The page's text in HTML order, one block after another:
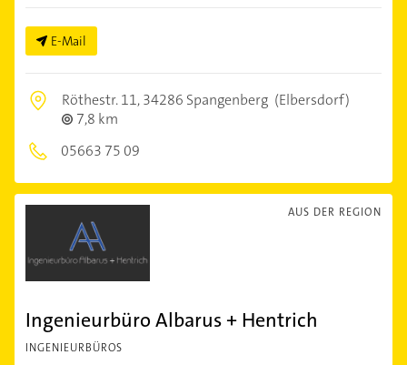
E-Mail
Röthestr. 11,34286 Spangenberg (Elbersdorf)
7,8 km
05663 75 09
AUS DER REGION
Ingenieurbüro Albarus + Hentrich
INGENIEURBÜROS